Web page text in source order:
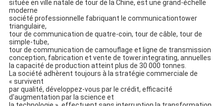
située en ville natale de tour de laChine, est une grand-échelle
moderne
société professionnelle fabriquant le communicationtower
triangulaire,
tour de communication de quatre-coin, tour de câble, tour de
simple-tube,
tour de communication de camouflage et ligne de transmission
conception, fabrication et vente de tower.integrating, annuelles
la capacité de production atteint plus de 30 000 tonnes.
La société adhèrent toujours à la stratégie commerciale de
« survivent
par qualité, développez-vous par le crédit, efficacité
d'augmentation par la science et